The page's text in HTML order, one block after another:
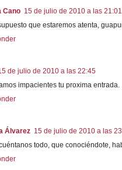
Cano 15 de julio de 2010 a las 21:01
que estaremos atenta,
de julio de 2010 a las 22:45
impacientes tu proxima entrada.
Álvarez 15 de julio de 2010 a las
todo, que conociéndote,